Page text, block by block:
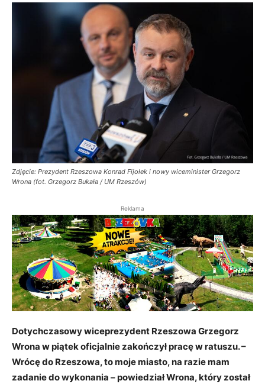
Zdjęcie: Prezydent Rzeszowa Konrad Fijołek i nowy wiceminister Grzegorz
Wrona (fot. Grzegorz Bukała / UM Rzeszów)
Reklama
Dotychczasowy wiceprezydent Rzeszowa Grzegorz
Wrona w piątek oficjalnie zakończył pracę w ratuszu. –
Wrócę do Rzeszowa, to moje miasto, na razie mam
zadanie do wykonania – powiedział Wrona, który został